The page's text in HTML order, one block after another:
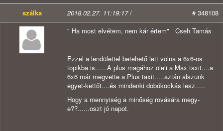
szálka
2018.02.27. 11:19:17/
# 348108
" Ha most elvétem, nem kár értem" Cseh Tamás
Ezzel a lendülettel betehető lett volna a 6x6-os
topikba is......A plus magához öleli a Max taxit....a
6x6 már megvette a Plus taxit.....aztán alszunk
egyet-kettőt....és mindenki dobókockás lesz.....
Hogy a mennyiség a minőség rovására megy-
e??......oszt jó napot.